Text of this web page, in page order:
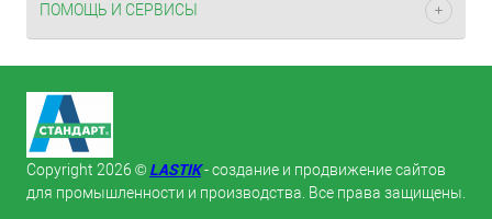
ПОМОЩЬ И СЕРВИСЫ
Copyright 2026 © LASTIK- создание и продвижение сайтов
для промышленности и производства. Все права защищены.